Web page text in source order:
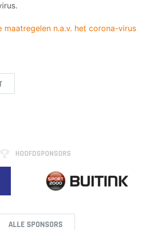
maatregelen n.a.v. het corona-virus
HOOFDSPONSORS
ALLE SPONSORS